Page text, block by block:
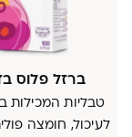
ברזל פלוס
טבליות המכילות
לעיכול, חומצה